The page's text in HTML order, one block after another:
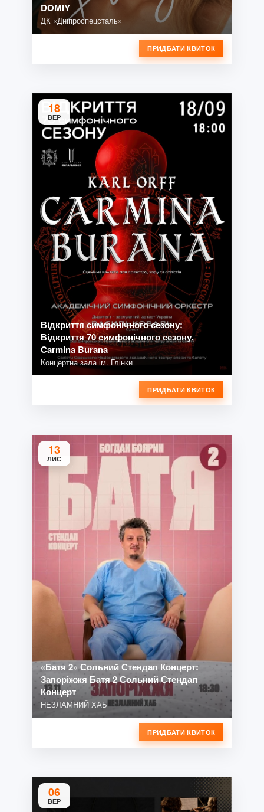
DOMIY
ДК «Дніпроспецсталь»
ПРИДБАТИ КВИТОК
18
ВЕР
Відкриття симфонічного сезону:
Відкриття 70 симфонічного сезону.
Carmina Burana
Концертна зала ім. Глінки
ПРИДБАТИ КВИТОК
13
ЛИС
«Батя 2» Сольний Стендап Концерт:
Запоріжжя Батя 2 Сольний Стендап
Концерт
НЕЗЛАМНИЙ ХАБ
ПРИДБАТИ КВИТОК
06
ВЕР